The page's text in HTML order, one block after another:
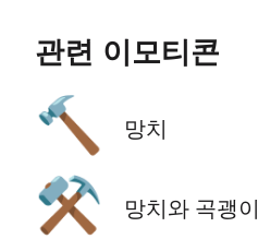
관련 이모티콘
🔨 망치
⚒️ 망치와 곡괭이